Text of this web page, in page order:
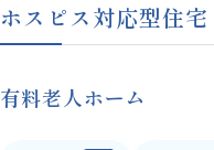
ホスピス対応型住
有料老人ホーム